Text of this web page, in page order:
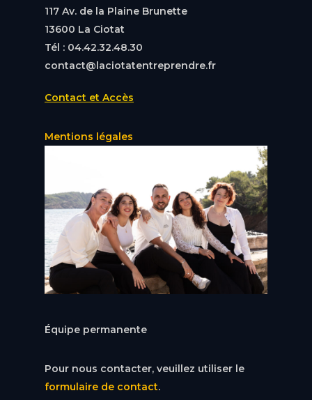
117 Av. de la Plaine Brunette
13600 La Ciotat
Tél : 04.42.32.48.30
contact@laciotatentreprendre.fr
Contact et Accès
Mentions légales
Équipe permanente
Pour nous contacter, veuillez utiliser le
formulaire de contact.